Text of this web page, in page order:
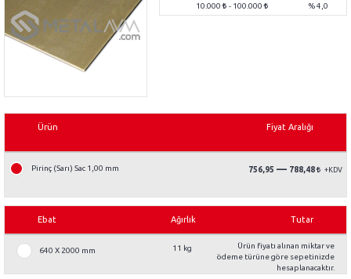
10.000 - 100.000 % 4,0
Ürün Fiyat Aralığı
Pirinç (Sarı) Sac 1,00 mm 756,95 — 788,48
Ebat Ağırlık Tutar
640 X 2000 mm 11 kg
Ürün fiyatı alınan miktar ve
ödeme türüne göre sepetinizde
hesaplanacaktır.